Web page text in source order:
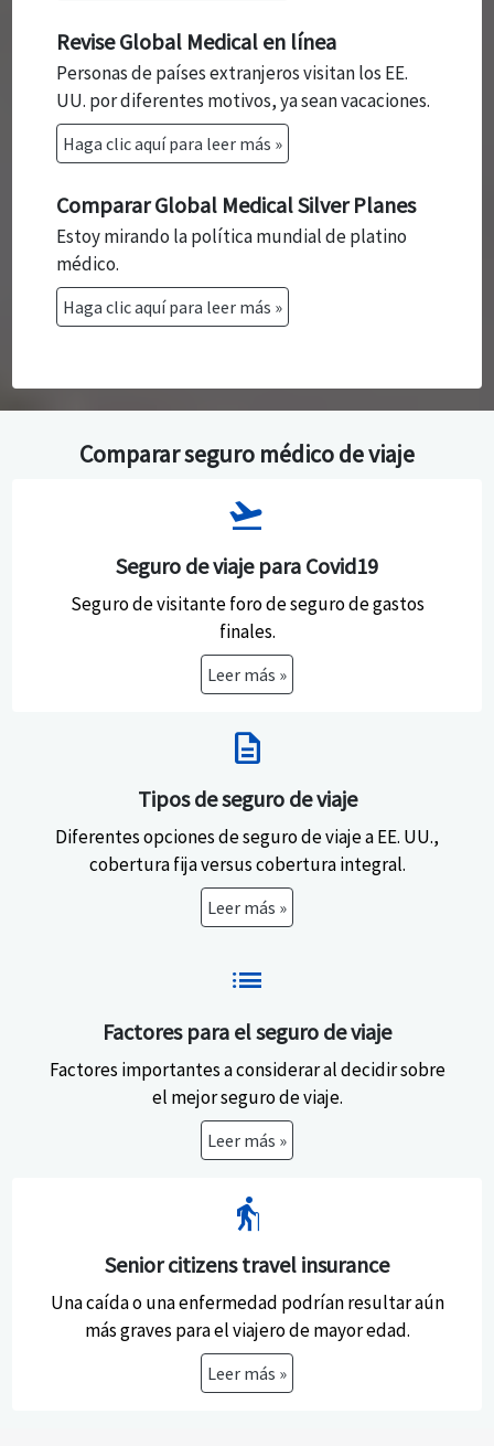
Revise Global Medical en línea
Personas de países extranjeros visitan los EE.
UU. por diferentes motivos, ya sean vacaciones.
Haga clic aquí para leer más »
Comparar Global Medical Silver Planes
Estoy mirando la política mundial de platino
médico.
Haga clic aquí para leer más »
Comparar seguro médico de viaje
flight_takeoff
Seguro de viaje para Covid19
Seguro de visitante foro de seguro de gastos
finales.
Leer más »
description
Tipos de seguro de viaje
Diferentes opciones de seguro de viaje a EE. UU.,
cobertura fija versus cobertura integral.
Leer más »
list
Factores para el seguro de viaje
Factores importantes a considerar al decidir sobre
el mejor seguro de viaje.
Leer más »
elderly
Senior citizens travel insurance
Una caída o una enfermedad podrían resultar aún
más graves para el viajero de mayor edad.
Leer más »